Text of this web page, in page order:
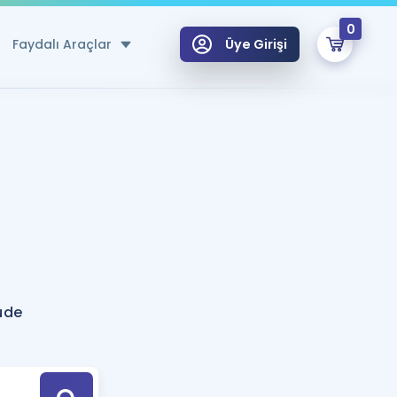
Faydalı Araçlar
Hesaplama Aracı
için Öneriler
Tek Takvimde
Üye Girişi
0
Hoca ile seni sınava hazırlayacak onlarca eğitim seni bekliyor!